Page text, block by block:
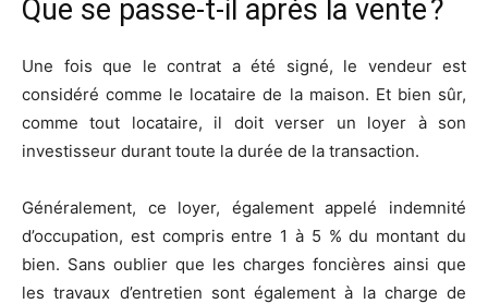
Que se passe-t-il après la vente ?
Une fois que le contrat a été signé, le vendeur est
considéré comme le locataire de la maison. Et bien sûr,
comme tout locataire, il doit verser un loyer à son
investisseur durant toute la durée de la transaction.
Généralement, ce loyer, également appelé indemnité
d’occupation, est compris entre 1 à 5 % du montant du
bien. Sans oublier que les charges foncières ainsi que
les travaux d’entretien sont également à la charge de